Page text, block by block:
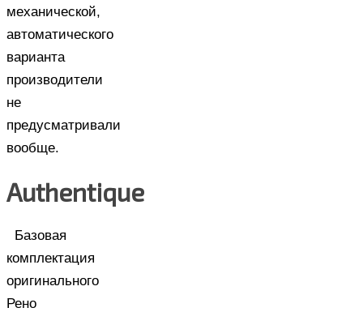
механической,
автоматического
варианта
производители
не
предусматривали
вообще.
Authentique
Базовая
комплектация
оригинального
Рено